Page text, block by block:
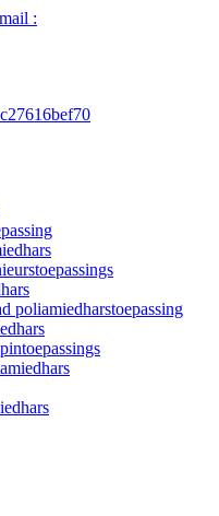
:
poliamiedharstoepassing